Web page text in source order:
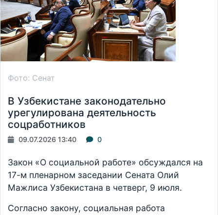
Фото: Сенат
В Узбекистане законодательно
урегулирована деятельность
соцработников
09.07.2026 13:40 0
Закон «О социальной работе» обсуждался на
17-м пленарном заседании Сената Олий
Мажлиса Узбекистана в четверг, 9 июля.
Согласно закону, социальная работа